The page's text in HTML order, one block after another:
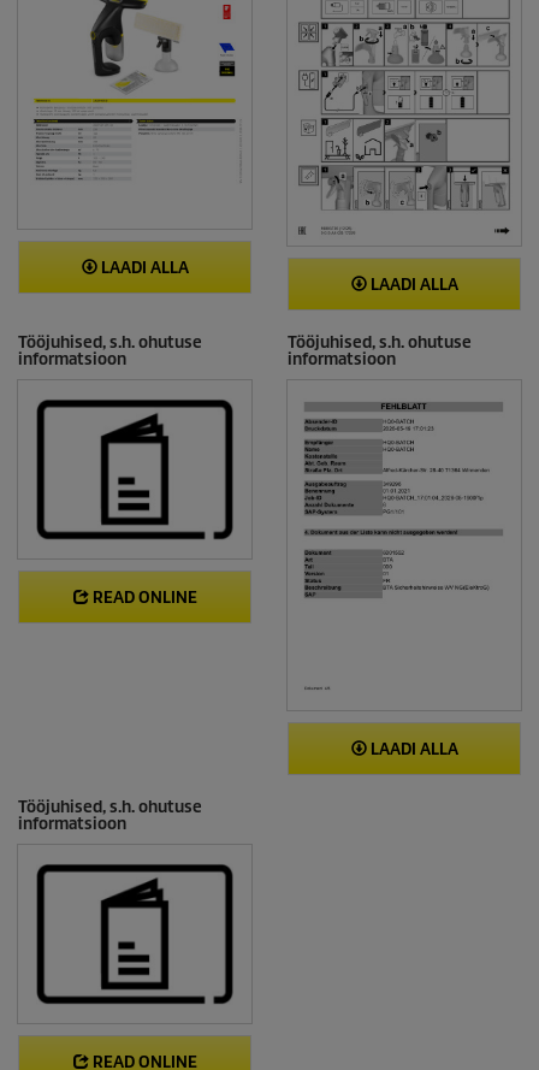
LAADI ALLA
LAADI ALLA
Tööjuhised, s.h. ohutuse
informatsioon
READ ONLINE
Tööjuhised, s.h. ohutuse
informatsioon
LAADI ALLA
Tööjuhised, s.h. ohutuse
informatsioon
READ ONLINE